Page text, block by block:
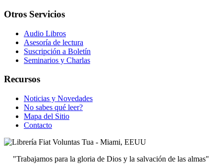
Otros Servicios
Audio Libros
Asesoría de lectura
Suscripción a Boletín
Seminarios y Charlas
Recursos
Noticias y Novedades
No sabes qué leer?
Mapa del Sitio
Contacto
"Trabajamos para la gloria de Dios y la salvación de las almas"